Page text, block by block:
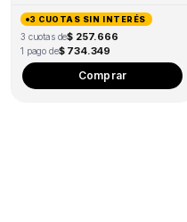
3 CUOTAS SIN INTERÉS
3 cuotas de$ 257.666
1 pago de$ 734.349
Comprar